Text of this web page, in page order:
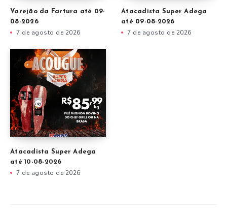
Varejão da Fartura até 09-
08-2026
7 de agosto de 2026
Atacadista Super Adega
até 09-08-2026
7 de agosto de 2026
Atacadista Super Adega
até 10-08-2026
7 de agosto de 2026